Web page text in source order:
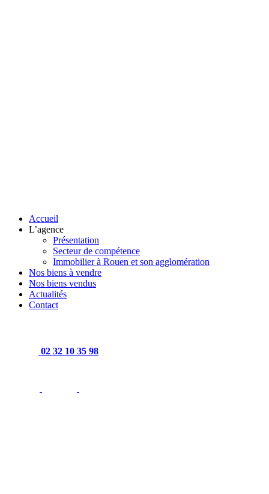
Accueil
L’agence
Présentation
Secteur de compétence
Immobilier à Rouen et son agglomération
Nos biens à vendre
Nos biens vendus
Actualités
Contact
02 32 10 35 98